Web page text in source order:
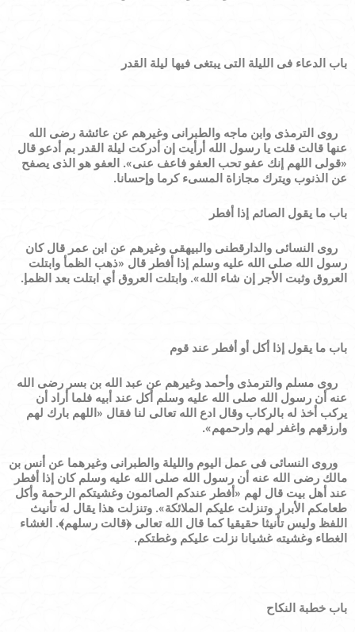
باب الدعاء فى الليلة التى يبتغى فيها ليلة القدر
روى الترمذى وابن ماجه والطبرانى وغيرهم عن عائشة رضى الله
عنها قالت قلت يا رسول الله أرأيت إن أدركت ليلة القدر بم أدعو قال
«قولى اللهم إنك عفو تحب العفو فاعف عنى»
. العفو هو الذى يصفح
عن الذنوب ويترك مجازاة المسىء كرما وإحسانا.
باب ما يقول الصائم إذا أفطر
روى النسائى والدارقطنى والبيهقى وغيرهم عن ابن عمر قال كان
رسول الله صلى الله عليه وسلم إذا أفطر قال «ذهب الظمأ وابتلت
العروق وثبت الأجر إن شاء الله». وابتلت العروق أي ابتلت بعد الظمإ.
باب ما يقول إذا أكل أو أفطر عند قوم
روى مسلم والترمذى وأحمد وغيرهم عن عبد الله بن بسر رضى الله
عنه أن رسول الله صلى الله عليه وسلم أكل عند أبيه فلما أراد أن
يركب أخذ له بالركاب وقال ادع الله تعالى لنا فقال « اللهم بارك لهم
وارزقهم واغفر لهم وارحمهم»
.
وروى النسائى فى عمل اليوم والليلة والطبرانى وغيرهما عن أنس بن
مالك رضى الله عنه أن رسول الله صلى الله عليه وسلم كان إذا أفطر
عند أهل بيت قال لهم «أفطر عندكم الصائمون وغشيتكم الرحمة وأكل
طعامكم الأبرار وتنزلت عليكم الملائكة». وتنزلت هذا يقال له تأنيث
اللفظ وليس تأنيثا حقيقيا كما قال الله تعالى ﴿قالت رسلهم﴾. الغشاء
الغطاء وغشيته غشيانا نزلت عليكم وغطتكم.
باب خطبة النكاح